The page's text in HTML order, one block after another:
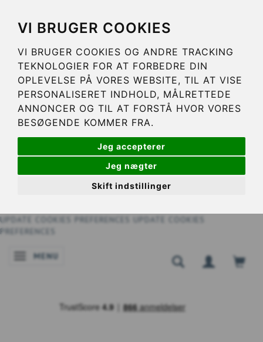
VI BRUGER COOKIES
VI BRUGER COOKIES OG ANDRE TRACKING
TEKNOLOGIER FOR AT FORBEDRE DIN
OPLEVELSE PÅ VORES WEBSITE, TIL AT VISE
PERSONALISERET INDHOLD, MÅLRETTEDE
ANNONCER OG TIL AT FORSTÅ HVOR VORES
BESØGENDE KOMMER FRA.
Jeg accepterer
Jeg nægter
Skift indstillinger
UPDATE COOKIES PREFERENCES
UPDATE COOKIES
PREFERENCES
BASCULER LA NAVIGATION
MENU